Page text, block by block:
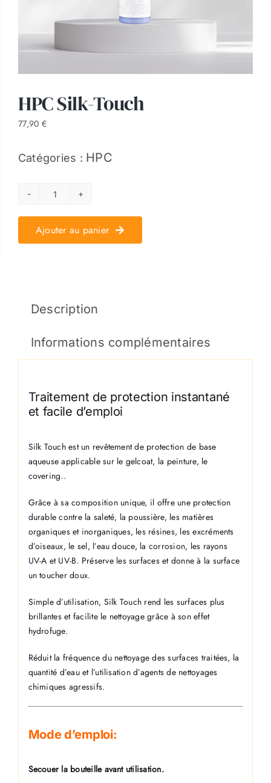
HPC Silk-Touch
77,90 €
Catégories : HPC
quantité
de
HPC
Ajouter au panier
Description
Informations complémentaires
Traitement de protection instantané
et facile d’emploi
Silk Touch est un revêtement de protection de base
aqueuse applicable sur le gelcoat, la peinture, le
covering..
Grâce à sa composition unique, il offre une protection
durable contre la saleté, la poussière, les matières
organiques et inorganiques, les résines, les excréments
d’oiseaux, le sel, l’eau douce, la corrosion, les rayons
UV-A et UV-B. Préserve les surfaces et donne à la surface
un toucher doux.
Simple d’utilisation, Silk Touch rend les surfaces plus
brillantes et facilite le nettoyage grâce à son effet
hydrofuge.
Réduit la fréquence du nettoyage des surfaces traitées, la
quantité d’eau et l’utilisation d’agents de nettoyages
chimiques agressifs.
Mode d’emploi:
Secouer la bouteille avant utilisation.